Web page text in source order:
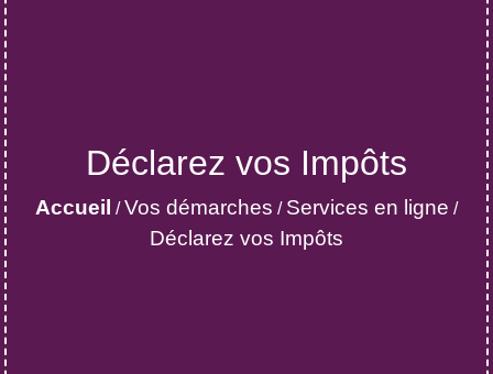
Déclarez vos Impôts
Accueil /Vos démarches / Services en ligne /
Déclarez vos Impôts